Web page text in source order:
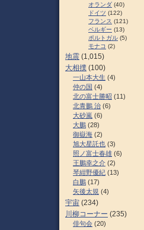
オランダ (40)
ドイツ (122)
フランス (121)
ベルギー (13)
ポルトガル (5)
モナコ (2)
地震 (1,015)
大相撲 (100)
一山本大生 (4)
仲の国 (4)
北の富士勝昭 (11)
北青鵬 治 (6)
大砂嵐 (6)
大鵬 (28)
御嶽海 (2)
旭大星託也 (3)
照ノ富士春雄 (6)
王鵬幸之介 (2)
琴紺野優紀 (13)
白鵬 (17)
矢後太規 (4)
宇宙 (234)
川柳コーナー (235)
俳句会 (20)